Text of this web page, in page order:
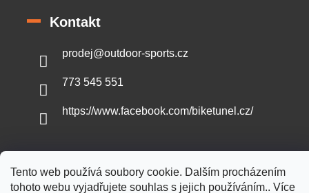
Tento web používá soubory cookie. Dalším procházením
tohoto webu vyjadřujete souhlas s jejich používáním.. Více
Kontakt
prodej@outdoor-sports.cz
773 545 551
https://www.facebook.com/biketunel.cz/
Vytvořil Shoptet